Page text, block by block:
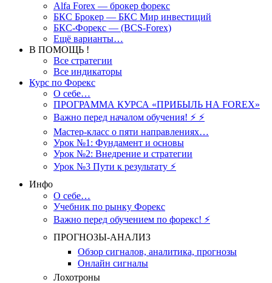
Alfa Forex — брокер форекс
БКС Брокер — БКС Мир инвестиций
БКС-Форекс — (BCS-Forex)
Ещё варианты…
В ПОМОЩЬ !
Все стратегии
Все индикаторы
Курс по Форекс
О себе…
ПРОГРАММА КУРСА «ПРИБЫЛЬ НА FOREX»
Важно перед началом обучения! ⚡ ⚡
Мастер-класс о пяти направлениях…
Урок №1: Фундамент и основы
Урок №2: Внедрение и стратегии
Урок №3 Пути к результату ⚡️
Инфо
О себе…
Учебник по рынку Форекс
Важно перед обучением по форекс! ⚡
ПРОГНОЗЫ-АНАЛИЗ
Обзор сигналов, аналитика, прогнозы
Онлайн сигналы
Лохотроны